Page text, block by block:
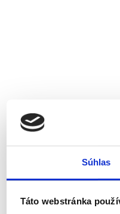
Súhlas
Táto webstránka